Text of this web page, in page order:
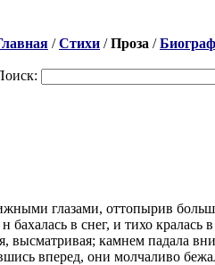
/Стихи /Проза /
глазами, оттопырив
в снег, и тихо кралась
высматривая; камнем падала
вперед, они молчаливо